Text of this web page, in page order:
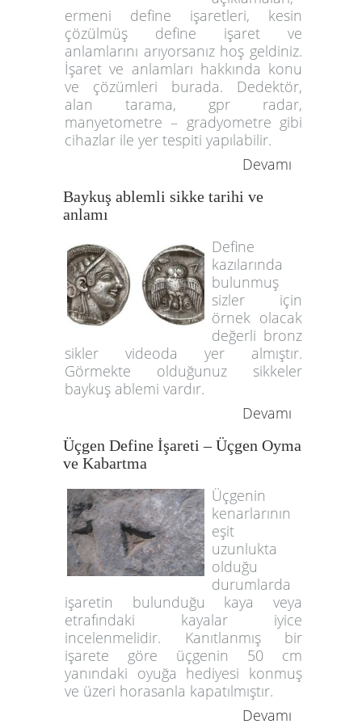
ermeni define işaretleri, kesin
çözülmüş define işaret ve
anlamlarını arıyorsanız hoş geldiniz.
İşaret ve anlamları hakkında konu
ve çözümleri burada. Dedektör,
alan tarama, gpr radar,
manyetometre – gradyometre gibi
cihazlar ile yer tespiti yapılabilir.
Devamı
Baykuş ablemli sikke tarihi ve
anlamı
Define
kazılarında
bulunmuş
sizler için
örnek olacak
değerli bronz
sikler videoda yer almıştır.
Görmekte olduğunuz sikkeler
baykuş ablemi vardır.
Devamı
Üçgen Define İşareti – Üçgen Oyma
ve Kabartma
Üçgenin
kenarlarının
eşit
uzunlukta
olduğu
durumlarda
işaretin bulunduğu kaya veya
etrafındaki kayalar iyice
incelenmelidir. Kanıtlanmış bir
işarete göre üçgenin 50 cm
yanındaki oyuğa hediyesi konmuş
ve üzeri horasanla kapatılmıştır.
Devamı